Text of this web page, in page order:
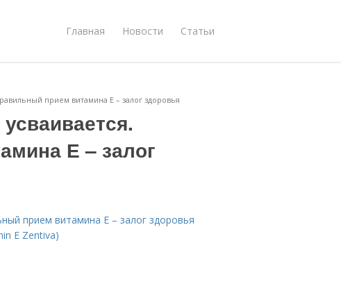
Главная Новости Статьи
прием витамина Е – залог здоровья
Е – залог
прием витамина Е – залог здоровья
E Zentiva)